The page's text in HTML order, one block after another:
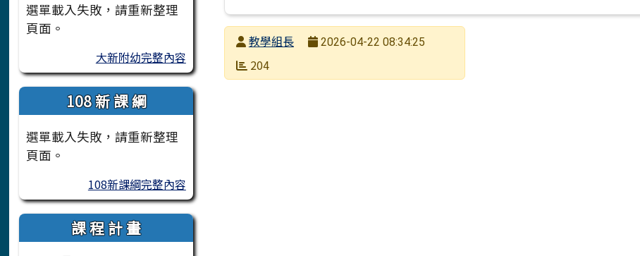
選單載入失敗，請重新整理
頁面。
大新附幼完整內容
108 新 課 綱
選單載入失敗，請重新整理
頁面。
108新課綱完整內容
課 程 計 畫
發布者教學組長
發布日期
2026-04-22 08:34:25
瀏覽次數
204